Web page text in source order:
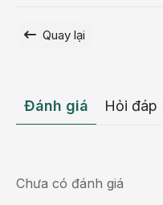
Chứng khó tiêu gây
Nguyên nhân của
Quay lại
Đánh giá Hỏi đáp
Chưa có đánh giá